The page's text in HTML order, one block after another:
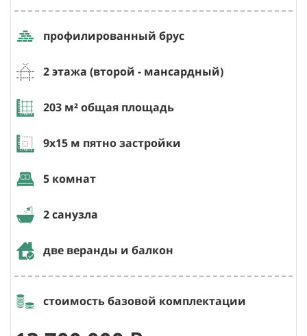
профилированный брус
2 этажа (второй - мансардный)
203 м² общая площадь
9х15 м пятно застройки
5 комнат
2 санузла
две веранды и балкон
стоимость базовой комплектации